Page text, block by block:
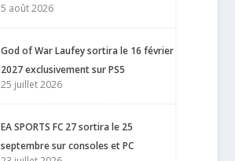
5 août 2026
God of War Laufey sortira le 16 février
2027 exclusivement sur PS5
25 juillet 2026
EA SPORTS FC 27 sortira le 25
septembre sur consoles et PC